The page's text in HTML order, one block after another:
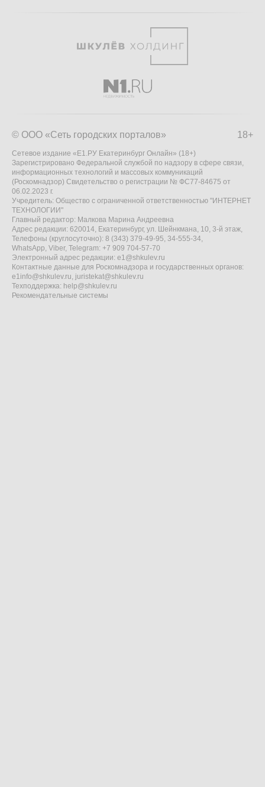
18+
© ООО «Сеть городских порталов»
Сетевое издание «Е1.РУ Екатеринбург Онлайн» (18+)
Зарегистрировано Федеральной службой по надзору в сфере связи,
информационных технологий и массовых коммуникаций
(Роскомнадзор) Свидетельство о регистрации № ФС77-84675 от
06.02.2023 г.
Учредитель: Общество с ограниченной ответственностью "ИНТЕРНЕТ
ТЕХНОЛОГИИ"
Главный редактор: Малкова Марина Андреевна
Адрес редакции: 620014, Екатеринбург, ул. Шейнкмана, 10, 3-й этаж,
Телефоны (круглосуточно): 8 (343) 379-49-95, 34-555-34,
WhatsApp, Viber, Telegram: +7 909 704-57-70
Электронный адрес редакции: e1@shkulev.ru
Контактные данные для Роскомнадзора и государственных органов:
e1info@shkulev.ru, juristekat@shkulev.ru
Техподдержка: help@shkulev.ru
Рекомендательные системы